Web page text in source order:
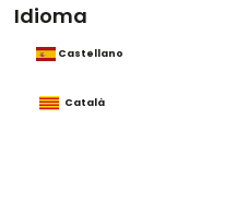
Idioma
Castellano
Català